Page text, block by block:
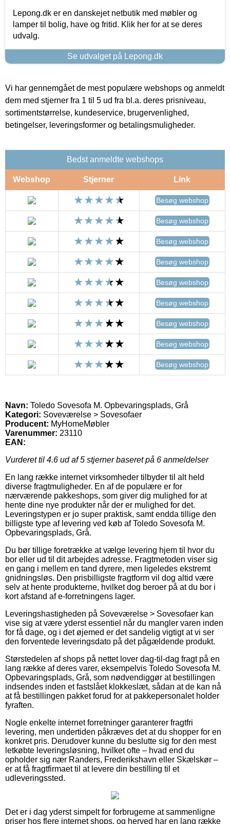
Lepong.dk er en danskejet netbutik med møbler og
lamper til bolig, have og fritid. Klik her for at se deres
udvalg.
Se udvalget på Lepong.dk
Vi har gennemgået de mest populære webshops og anmeldt
dem med stjerner fra 1 til 5 ud fra bl.a. deres prisniveau,
sortimentstørrelse, kundeservice, brugervenlighed,
betingelser, leveringsformer og betalingsmuligheder.
Bedst anmeldte webshops
Webshop Stjerner Link
Besøg webshop
Besøg webshop
Besøg webshop
Besøg webshop
Besøg webshop
Besøg webshop
Besøg webshop
Besøg webshop
Besøg webshop
Navn: Toledo Sovesofa M. Opbevaringsplads, Grå
Kategori: Soveværelse > Sovesofaer
Producent: MyHomeMøbler
Varenummer: 23110
EAN:
Vurderet til 4.6 ud af 5 stjerner baseret på 6 anmeldelser
En lang række internet virksomheder tilbyder til alt held
diverse fragtmuligheder. En af de populære er for
nærværende pakkeshops, som giver dig mulighed for at
hente dine nye produkter når der er mulighed for det.
Leveringstypen er jo super praktisk, samt endda tillige den
billigste type af levering ved køb af Toledo Sovesofa M.
Opbevaringsplads, Grå.
Du bør tillige foretrække at vælge levering hjem til hvor du
bor eller ud til dit arbejdes adresse. Fragtmetoden viser sig
en gang i mellem en tand dyrere, men ligeledes ekstremt
gnidningsløs. Den prisbilligste fragtform vil dog altid være
selv at hente produkterne, hvilket dog beroer på at du bor i
kort afstand af e-forretningens lager.
Leveringshastigheden på Soveværelse > Sovesofaer kan
vise sig at være yderst essentiel når du mangler varen inden
for få dage, og i det øjemed er det sandelig vigtigt at vi ser
den forventede leveringsdato på det pågældende produkt.
Størstedelen af shops på nettet lover dag-til-dag fragt på en
lang række af deres varer, eksempelvis Toledo Sovesofa M.
Opbevaringsplads, Grå, som nødvendiggør at bestillingen
indsendes inden et fastslået klokkeslæt, sådan at de kan nå
at få bestillingen pakket forud for at pakkepersonalet holder
fyraften.
Nogle enkelte internet forretninger garanterer fragtfri
levering, men undertiden påkræves det at du shopper for en
konkret pris. Derudover kunne du beslutte sig for den mest
letkøbte leveringsløsning, hvilket ofte – hvad end du
opholder sig nær Randers, Frederikshavn eller Skælskør –
er at få fragtfirmaet til at levere din bestilling til et
udleveringssted.
Det er i dag yderst simpelt for forbrugerne at sammenligne
priser hos flere internet shops, og herved har en lang række